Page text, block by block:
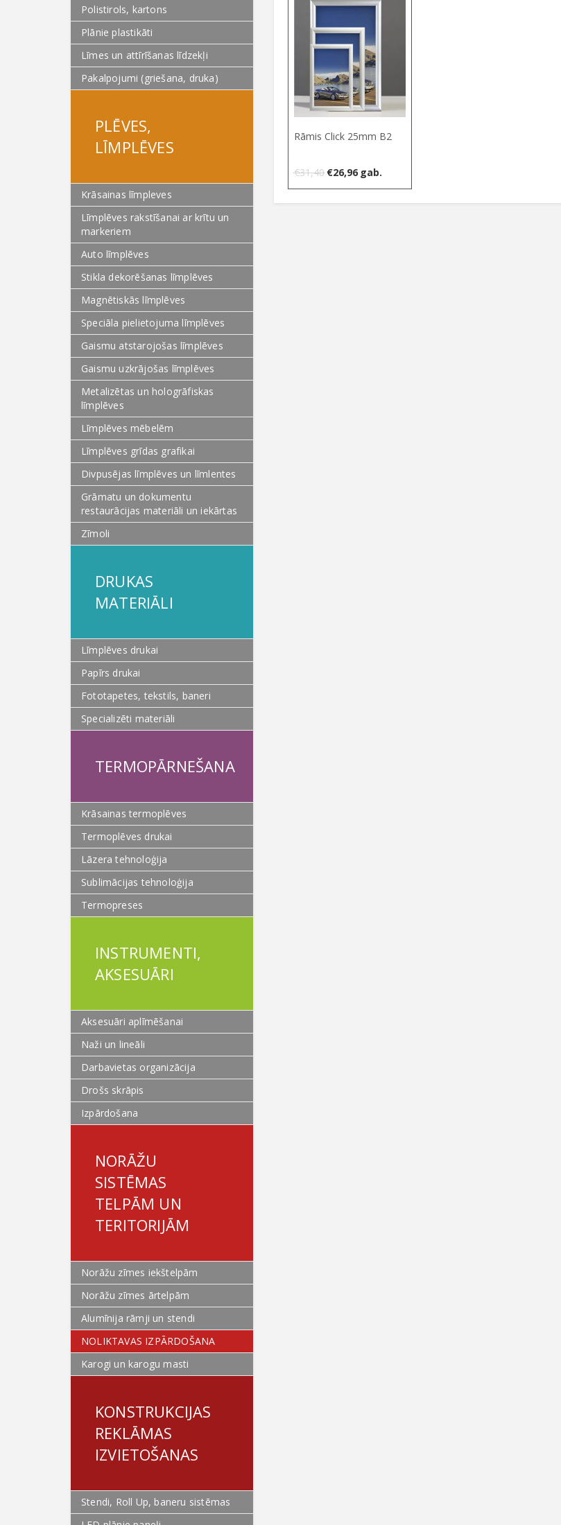
Polistirols, kartons
Plānie plastikāti
Līmes un attīrīšanas līdzekļi
Pakalpojumi (griešana, druka)
PLĒVES,
LĪMPLĒVES
Krāsainas līmpleves
Līmplēves rakstīšanai ar krītu un
markeriem
Auto līmplēves
Stikla dekorēšanas līmplēves
Magnētiskās līmplēves
Speciāla pielietojuma līmplēves
Gaismu atstarojošas līmplēves
Gaismu uzkrājošas līmplēves
Metalizētas un hologrāfiskas
līmplēves
Līmplēves mēbelēm
Līmplēves grīdas grafikai
Divpusējas līmplēves un līmlentes
Grāmatu un dokumentu
restaurācijas materiāli un iekārtas
Zīmoli
DRUKAS
MATERIĀLI
Līmplēves drukai
Papīrs drukai
Fototapetes, tekstils, baneri
Specializēti materiāli
TERMOPĀRNEŠANA
Krāsainas termoplēves
Termoplēves drukai
Lāzera tehnoloģija
Sublimācijas tehnoloģija
Termopreses
INSTRUMENTI,
AKSESUĀRI
Aksesuāri aplīmēšanai
Naži un lineāli
Darbavietas organizācija
Drošs skrāpis
Izpārdošana
NORĀŽU
SISTĒMAS
TELPĀM UN
TERITORIJĀM
Norāžu zīmes iekštelpām
Norāžu zīmes ārtelpām
Alumīnija rāmji un stendi
NOLIKTAVAS IZPĀRDOŠANA
Karogi un karogu masti
KONSTRUKCIJAS
REKLĀMAS
IZVIETOŠANAS
Stendi, Roll Up, baneru sistēmas
Rāmis Click 25mm B2
€31,40 Original
price
€26,96Current
price
gab.